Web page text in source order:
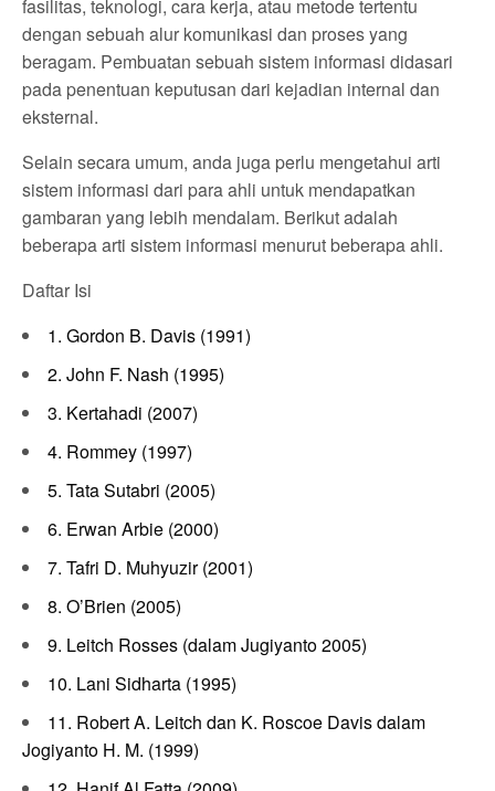
fasilitas, teknologi, cara kerja, atau metode tertentu
dengan sebuah alur komunikasi dan proses yang
beragam. Pembuatan sebuah sistem informasi didasari
pada penentuan keputusan dari kejadian internal dan
eksternal.
Selain secara umum, anda juga perlu mengetahui arti
sistem informasi dari para ahli untuk mendapatkan
gambaran yang lebih mendalam. Berikut adalah
beberapa arti sistem informasi menurut beberapa ahli.
Daftar Isi
1. Gordon B. Davis (1991)
2. John F. Nash (1995)
3. Kertahadi (2007)
4. Rommey (1997)
5. Tata Sutabri (2005)
6. Erwan Arbie (2000)
7. Tafri D. Muhyuzir (2001)
8. O’Brien (2005)
9. Leitch Rosses (dalam Jugiyanto 2005)
10. Lani Sidharta (1995)
11. Robert A. Leitch dan K. Roscoe Davis dalam
Jogiyanto H. M. (1999)